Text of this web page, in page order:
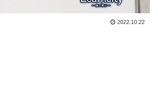
2022.10.22